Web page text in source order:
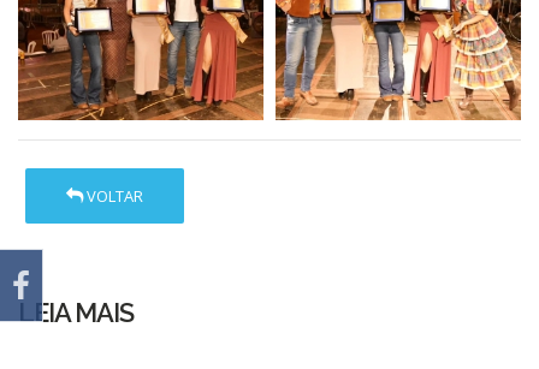
VOLTAR
LEIA MAIS